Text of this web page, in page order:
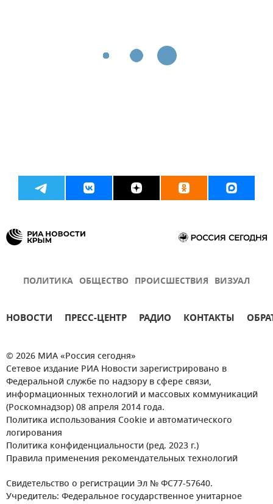
ПОЛИТИКА ОБЩЕСТВО ПРОИСШЕСТВИЯ ВИЗУАЛ
НОВОСТИ ПРЕСС-ЦЕНТР РАДИО КОНТАКТЫ
© 2026 МИА «Россия сегодня»
Сетевое издание РИА Новости зарегистрировано в
Федеральной службе по надзору в сфере связи,
информационных технологий и массовых коммуникаций
(Роскомнадзор) 08 апреля 2014 года.
Политика использования Cookie и автоматического
логирования
Политика конфиденциальности (ред. 2023 г.)
Правила применения рекомендательных технологий
Свидетельство о регистрации Эл № ФС77-57640.
Учредитель: Федеральное государственное унитарное